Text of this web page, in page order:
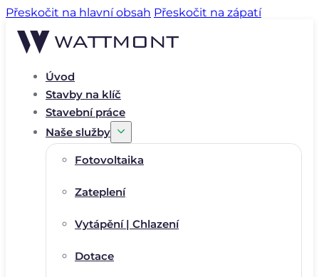
Přeskočit na hlavní obsah Přeskočit na zápatí
Úvod
Stavby na klíč
Stavební práce
Naše služby
Fotovoltaika
Zateplení
Vytápění | Chlazení
Dotace